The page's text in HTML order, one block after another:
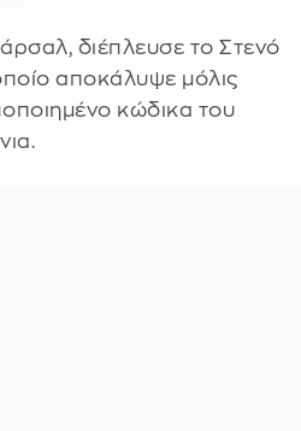
διέπλευσε το Στενό
αποκάλυψε μόλις
κώδικα του